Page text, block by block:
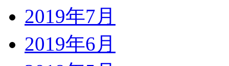
2019年7月
2019年6月